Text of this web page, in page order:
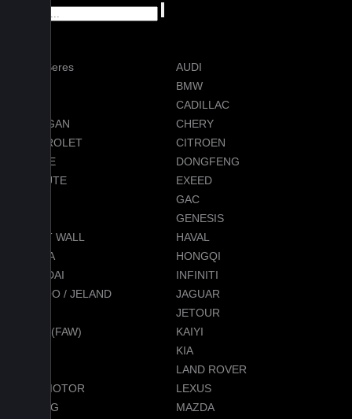
AITO Seres
AUDI
BMW
CADILLAC
CHANGAN
CHERY
CHEVROLET
CITROEN
DODGE
DONGFENG
EVOLUTE
EXEED
GAC
GENESIS
GREAT WALL
HAVAL
HONDA
HONGQI
HYUNDAI
INFINITI
JAECOO / JELAND
JAGUAR
JETOUR
JETTA (FAW)
KAIYI
KIA
LAND ROVER
LEAPMOTOR
LEXUS
LIXIANG
MAZDA